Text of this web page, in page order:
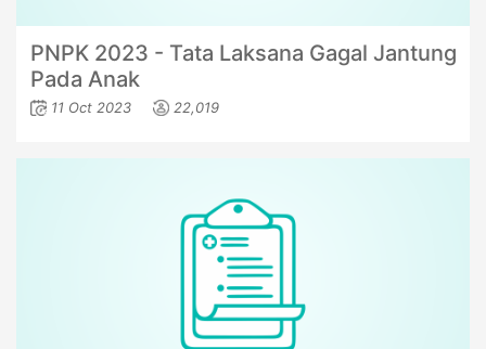
PNPK 2023 - Tata Laksana Gagal Jantung
Pada Anak
11 Oct 2023 22,019